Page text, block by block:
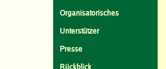
Organisatorisches
Unterstützer
Presse
Rückblick